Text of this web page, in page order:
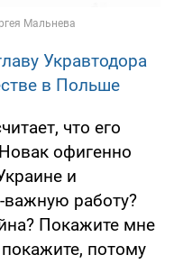
Укравтодора
в Польше
что его
офигенно
и
важную работу?
Покажите мне
потому